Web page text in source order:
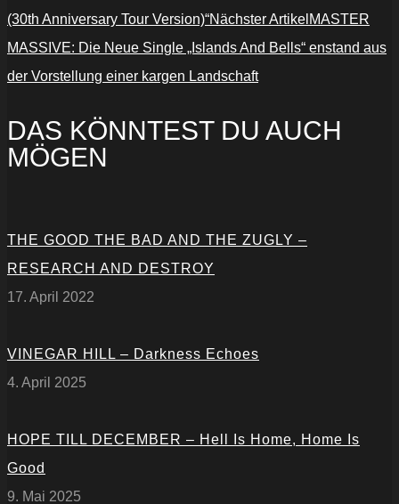
(30th Anniversary Tour Version)“Nächster Artikel MASTER
MASSIVE: Die Neue Single „Islands And Bells“ enstand aus
der Vorstellung einer kargen Landschaft
DAS KÖNNTEST DU AUCH
MÖGEN
THE GOOD THE BAD AND THE ZUGLY –
RESEARCH AND DESTROY
17. April 2022
VINEGAR HILL – Darkness Echoes
4. April 2025
HOPE TILL DECEMBER – Hell Is Home, Home Is
Good
9. Mai 2025